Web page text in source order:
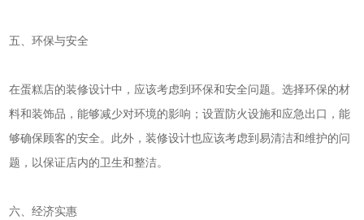
五、环保与安全
在蛋糕店的装修设计中，应该考虑到环保和安全问题。选择环保的材
料和装饰品，能够减少对环境的影响；设置防火设施和应急出口，能
够确保顾客的安全。此外，装修设计也应该考虑到易清洁和维护的问
题，以保证店内的卫生和整洁。
六、经济实惠